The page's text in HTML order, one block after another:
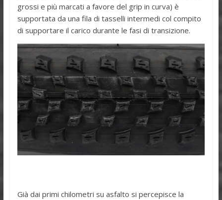
grossi e più marcati a favore del grip in curva) è
supportata da una fila di tasselli intermedi col compito
di supportare il carico durante le fasi di transizione.
Già dai primi chilometri su asfalto si percepisce la